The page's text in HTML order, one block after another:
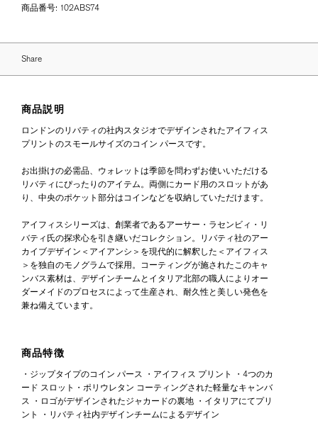
商品番号: 102ABS74
Share
商品説明
ロンドンのリバティの社内スタジオでデザインされたアイフィス
プリントのスモールサイズのコイン パースです。
お出掛けの必需品、ウォレットは季節を問わずお使いいただける
リバティにぴったりのアイテム。両側にカード用のスロットがあ
り、中央のポケット部分はコインなどを収納していただけます。
アイフィスシリーズは、創業者であるアーサー・ラセンビィ・リ
バティ氏の探求心を引き継いだコレクション。リバティ社のアー
カイブデザイン＜アイアンシ＞を現代的に解釈した＜アイフィス
＞を独自のモノグラムで採用。コーティングが施されたこのキャ
ンバス素材は、デザインチームとイタリア北部の職人によりオー
ダーメイドのプロセスによって生産され、耐久性と美しい発色を
兼ね備えています。
商品特徴
・ジップタイプのコイン パース ・アイフィス プリント ・4つのカ
ード スロット・ポリウレタン コーティングされた軽量なキャンバ
ス ・ロゴがデザインされたジャカードの裏地 ・イタリアにてプリ
ント ・リバティ社内デザインチームによるデザイン